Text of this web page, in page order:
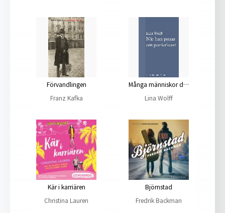
Förvandlingen
Franz Kafka
Många människor dör som du. Många människor dör som du
Lina Wolff
Kär i karriären
Christina Lauren
Björnstad
Fredrik Backman